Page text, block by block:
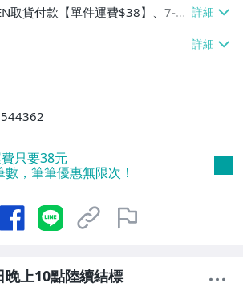
取貨付款【單件運費$38】、7-EL
不付款【單件運費$38】、郵局掛
運費$50】
只要38元
，筆筆優惠無限次！
晚上10點陸續結標